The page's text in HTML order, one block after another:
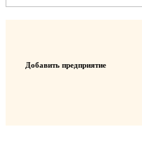
Добавить предприятие